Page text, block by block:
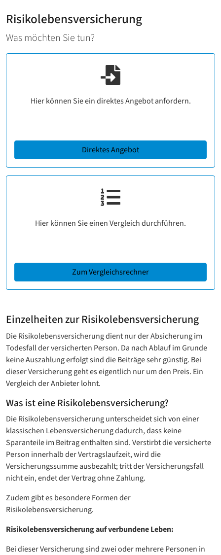
Risikolebensversicherung
Was möchten Sie tun?
Hier können Sie ein direktes Angebot anfordern.
Direktes Angebot
Hier können Sie einen Vergleich durchführen.
Zum Vergleichsrechner
Einzelheiten zur Risikolebensversicherung
Die Risikolebensversicherung dient nur der Absicherung im
Todesfall der versicherten Person. Da nach Ablauf im Grunde
keine Auszahlung erfolgt sind die Beiträge sehr günstig. Bei
dieser Versicherung geht es eigentlich nur um den Preis. Ein
Vergleich der Anbieter lohnt.
Was ist eine Risikolebensversicherung?
Die Risikolebensversicherung unterscheidet sich von einer
klassischen Lebensversicherung dadurch, dass keine
Sparanteile im Beitrag enthalten sind. Verstirbt die versicherte
Person innerhalb der Vertragslaufzeit, wird die
Versicherungssumme ausbezahlt; tritt der Versicherungsfall
nicht ein, endet der Vertrag ohne Zahlung.
Zudem gibt es besondere Formen der
Risikolebensversicherung.
Risikolebensversicherung auf verbundene Leben:
Bei dieser Versicherung sind zwei oder mehrere Personen in